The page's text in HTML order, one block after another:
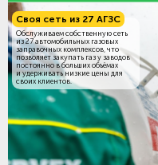
Своя сеть из 27 АГЗС
Обслуживаем собственную сеть
из 27 автомобильных газовых
заправочных комплексов, что
позволяет закупать газ у заводов
постоянно в больших объёмах
и удерживать низкие цены для
своих клиентов.